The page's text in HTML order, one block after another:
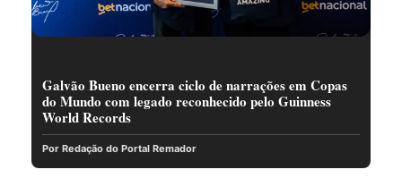
Galvão Bueno encerra ciclo de narrações em Copas
do Mundo com legado reconhecido pelo Guinness
World Records
Por Redação do Portal Remador